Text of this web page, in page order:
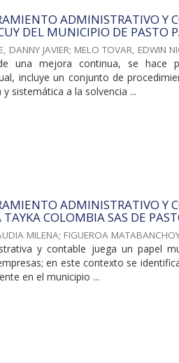
ADMINISTRATIVO Y
DEL MUNICIPIO DE PASTO
DANNY JAVIER; MELO TOVAR, EDWIN
una mejora continua, se hace
incluye un conjunto de
sistemática a la solvencia ...
ADMINISTRATIVO Y
TAYKA COLOMBIA SAS DE
MILENA; FIGUEROA
y contable juega un papel
en este contexto se
en el municipio ...